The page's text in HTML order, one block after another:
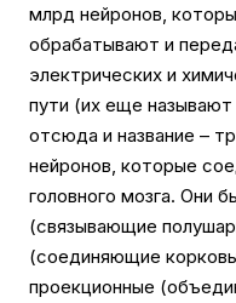
млрд нейронов,
обрабатывают и
электрических и
пути (их еще
отсюда и название –
нейронов, которые
головного мозга. Они
(связывающие
(соединяющие
проекционные